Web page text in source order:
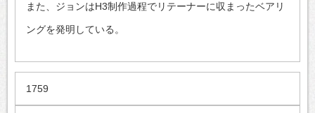
また、ジョンはH3制作過程でリテーナーに収まったベアリ
ングを発明している。
1759